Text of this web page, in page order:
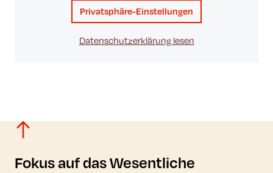
Privatsphäre-Einstellungen
Datenschutzerklärung lesen
Fokus auf das Wesentliche